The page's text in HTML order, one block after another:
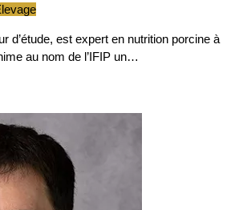
d’étude, est expert en nutrition porcine à
au nom de l’IFIP un…